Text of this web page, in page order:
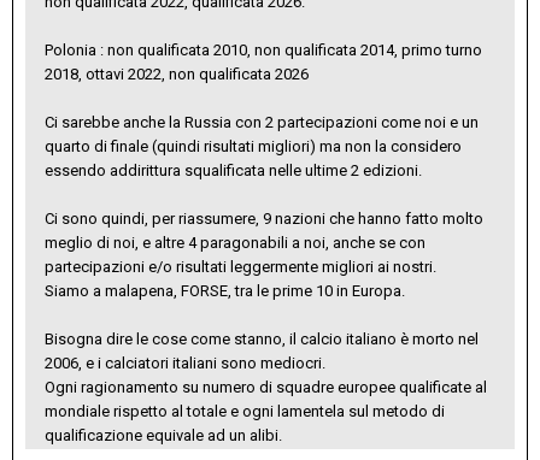
Polonia : non qualificata 2010, non qualificata 2014, primo turno
2018, ottavi 2022, non qualificata 2026
Ci sarebbe anche la Russia con 2 partecipazioni come noi e un
quarto di finale (quindi risultati migliori) ma non la considero
essendo addirittura squalificata nelle ultime 2 edizioni.
Ci sono quindi, per riassumere, 9 nazioni che hanno fatto molto
meglio di noi, e altre 4 paragonabili a noi, anche se con
partecipazioni e/o risultati leggermente migliori ai nostri.
Siamo a malapena, FORSE, tra le prime 10 in Europa.
Bisogna dire le cose come stanno, il calcio italiano è morto nel
2006, e i calciatori italiani sono mediocri.
Ogni ragionamento su numero di squadre europee qualificate al
mondiale rispetto al totale e ogni lamentela sul metodo di
qualificazione equivale ad un alibi.